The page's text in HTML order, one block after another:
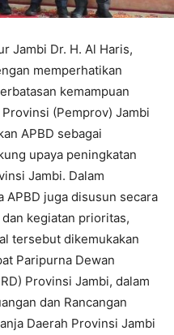
Jambi Dr. H. Al Haris,
memperhatikan
kemampuan
(Pemprov) Jambi
APBD sebagai
upaya peningkatan
Jambi. Dalam
APBD juga disusun secara
kegiatan prioritas,
tersebut dikemukakan
Paripurna Dewan
Provinsi Jambi, dalam
dan Rancangan
Daerah Provinsi Jambi